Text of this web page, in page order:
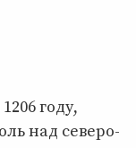
году,
над северо-